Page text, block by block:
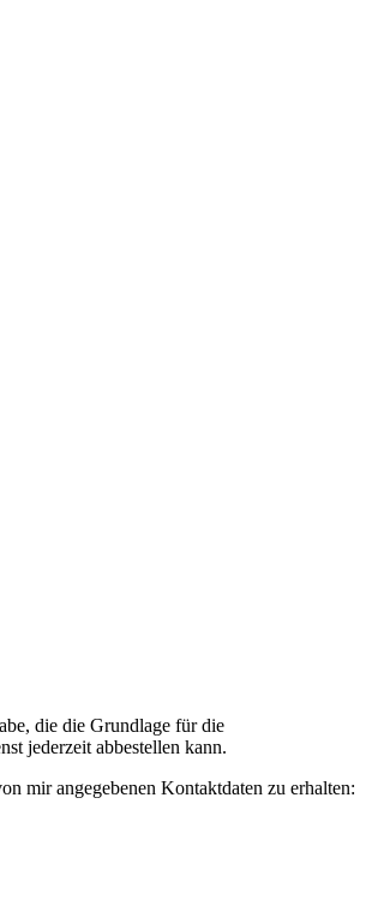
die die Grundlage für die
jederzeit abbestellen kann.
mir angegebenen Kontaktdaten zu erhalten: